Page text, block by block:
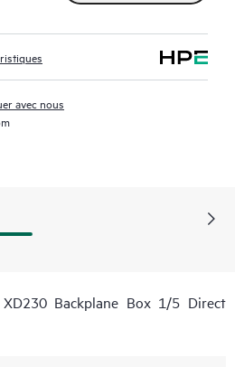
avec nous
Backplane Box 1/5 Direct